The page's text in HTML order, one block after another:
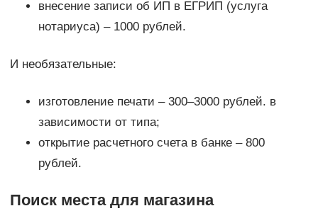
внесение записи об ИП в ЕГРИП (услуга
нотариуса) ‒ 1000 рублей.
И необязательные:
изготовление печати ‒ 300‒3000 рублей. в
зависимости от типа;
открытие расчетного счета в банке ‒ 800
рублей.
Поиск места для магазина